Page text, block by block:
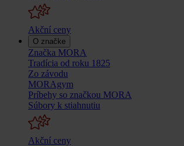
Akční ceny
O značke
Značka MORA
Tradícia od roku 1825
Zo závodu
MORAgym
Príbehy so značkou MORA
Súbory k stiahnutiu
Akční ceny